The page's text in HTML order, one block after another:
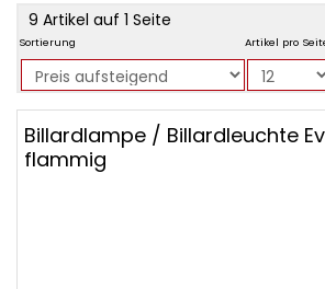
product
filter
9 Artikel auf 1 Seite
Sortierung Artikel pro
Billardlampen,
Billardtisch
Beleuchtung,
Billardlampe / Billardleuchte
flammig